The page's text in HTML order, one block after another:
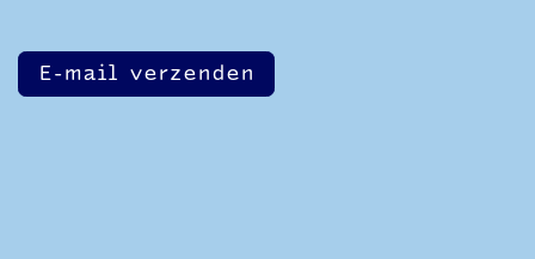
E-mail verzenden